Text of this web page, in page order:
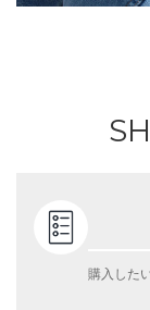
購入した